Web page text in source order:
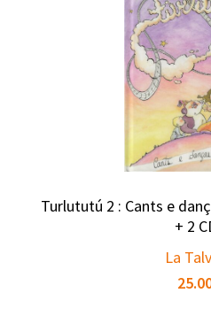
Turlututú 2 : Cants e
+ 2
La